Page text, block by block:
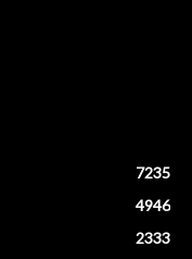
7235
4946
2333